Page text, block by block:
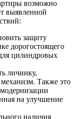
возможно
выявленной
защиту
дорогостоящего
цилиндровых
личинку,
Также это
на улучшение
наличия